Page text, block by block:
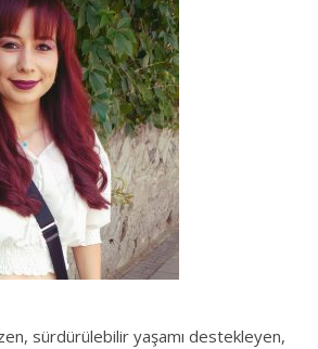
sürdürülebilir yaşamı destekleyen,